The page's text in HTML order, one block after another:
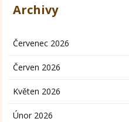
Archivy
Červenec 2026
Červen 2026
Květen 2026
Únor 2026